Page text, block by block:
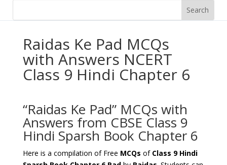
Raidas Ke Pad MCQs
with Answers NCERT
Class 9 Hindi Chapter 6
“Raidas Ke Pad” MCQs with
Answers from CBSE Class 9
Hindi Sparsh Book Chapter 6
Here is a compilation of Free MCQs of Class 9 Hindi